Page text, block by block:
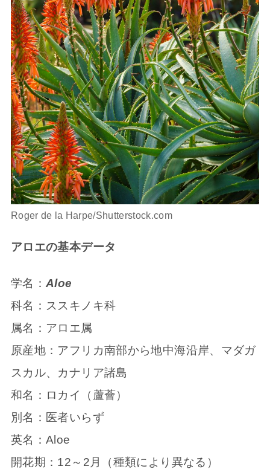
Roger de la Harpe/Shutterstock.com
アロエの基本データ
学名：Aloe
科名：ススキノキ科
属名：アロエ属
原産地：アフリカ南部から地中海沿岸、マダガ
スカル、カナリア諸島
和名：ロカイ（蘆薈）
別名：医者いらず
英名：Aloe
開花期：12～2月（種類により異なる）